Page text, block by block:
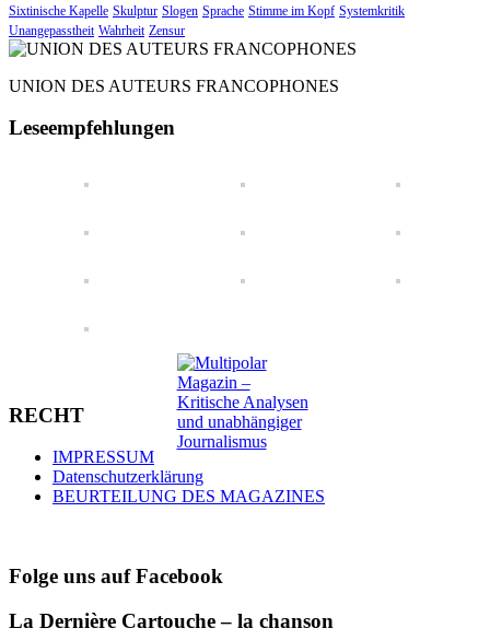
Sixtinische Kapelle Skulptur Slogen Sprache Stimme im Kopf Systemkritik
Unangepasstheit Wahrheit Zensur
UNION DES AUTEURS FRANCOPHONES
Leseempfehlungen
RECHT
IMPRESSUM
Datenschutzerklärung
BEURTEILUNG DES MAGAZINES
Folge uns auf Facebook
La Dernière Cartouche – la chanson